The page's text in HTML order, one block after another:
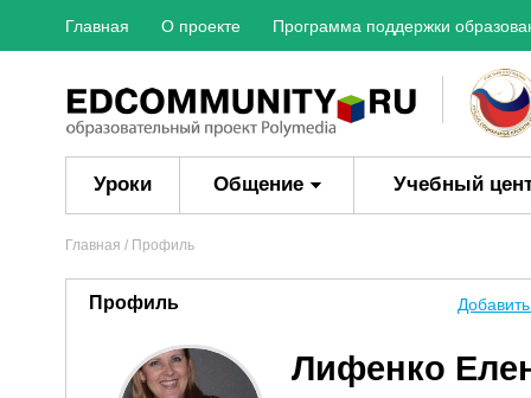
Главная О проекте Программа поддержки
Уроки Общение Учебный
Главная / Профиль
Профиль
Лифенко